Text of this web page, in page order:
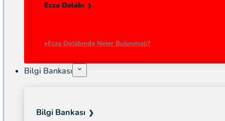
Ecza Dolabı
Ecza Dolabında Neler Bulunmalı?
Bilgi Bankası
Bilgi Bankası